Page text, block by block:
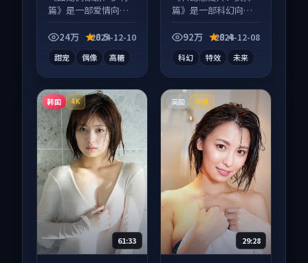
篇》是一部爱情向电
齐全，观感爽快不拖
24万 8.5
2024-12-10
甜宠 偶像 高糖
篇》是一部科幻向电
行，细节值得二刷回
92万 8.4
2024-12-08
科幻 特效 未来
韩国 4K
61:33
英国 热播
29:28